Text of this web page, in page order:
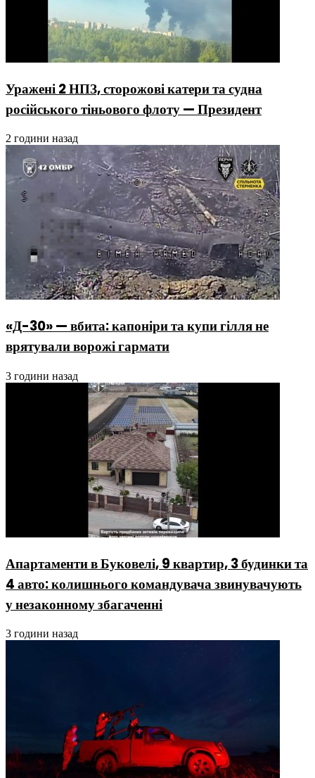
Уражені 2 НПЗ, сторожові катери та судна
російського тіньового флоту — Президент
2 години назад
«Д-30» — вбита: капоніри та купи гілля не
врятували ворожі гармати
3 години назад
Апартаменти в Буковелі, 9 квартир, 3 будинки та
4 авто: колишнього командувача звинувачують
у незаконному збагаченні
3 години назад